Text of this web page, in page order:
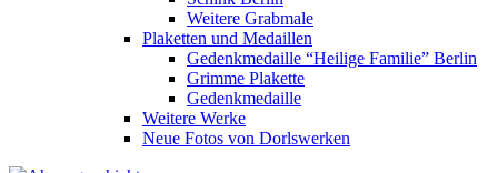
Weitere Grabmale
Plaketten und Medaillen
Gedenkmedaille “Heilige Familie” Berlin
Grimme Plakette
Gedenkmedaille
Weitere Werke
Neue Fotos von Dorlswerken